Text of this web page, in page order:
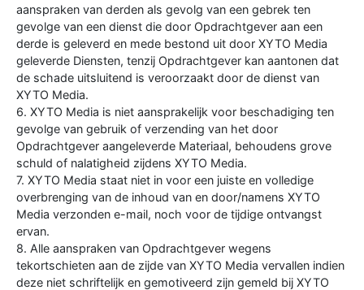
aanspraken van derden als gevolg van een gebrek ten
gevolge van een dienst die door Opdrachtgever aan een
derde is geleverd en mede bestond uit door XYTO Media
geleverde Diensten, tenzij Opdrachtgever kan aantonen dat
de schade uitsluitend is veroorzaakt door de dienst van
XYTO Media.
6. XYTO Media is niet aansprakelijk voor beschadiging ten
gevolge van gebruik of verzending van het door
Opdrachtgever aangeleverde Materiaal, behoudens grove
schuld of nalatigheid zijdens XYTO Media.
7. XYTO Media staat niet in voor een juiste en volledige
overbrenging van de inhoud van en door/namens XYTO
Media verzonden e-mail, noch voor de tijdige ontvangst
ervan.
8. Alle aanspraken van Opdrachtgever wegens
tekortschieten aan de zijde van XYTO Media vervallen indien
deze niet schriftelijk en gemotiveerd zijn gemeld bij XYTO